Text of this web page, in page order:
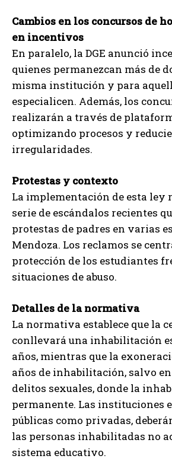
Cambios en los concursos de
en incentivos
En paralelo, la DGE anunció
quienes permanezcan más de
misma institución y para
especialicen. Además, los
realizarán a través de
optimizando procesos y
irregularidades.
Protestas y contexto
La implementación de esta ley
serie de escándalos recientes
protestas de padres en varias
Mendoza. Los reclamos se
protección de los estudiantes
situaciones de abuso.
Detalles de la normativa
La normativa establece que la
conllevará una inhabilitación
años, mientras que la
años de inhabilitación, salvo en
delitos sexuales, donde la
permanente. Las instituciones
públicas como privadas,
las personas inhabilitadas no
sistema educativo.